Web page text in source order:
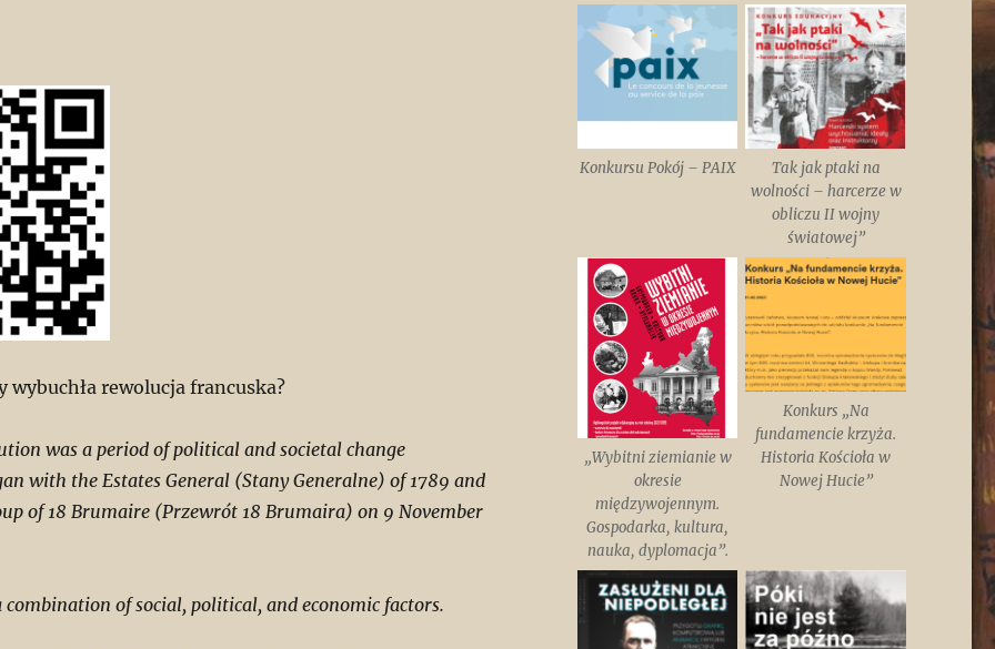
wybuchła rewolucja francuska?
was a period of political and societal change
with the Estates General (Stany Generalne) of 1789 and
of 18 Brumaire (Przewrót 18 Brumaira) on 9 November
combination of social, political, and economic factors.
Konkursu Pokój – PAIX
Tak jak ptaki na
wolności – harcerze w
obliczu II wojny
światowej”
„Wybitni ziemianie w
okresie
międzywojennym.
Gospodarka, kultura,
nauka, dyplomacja”.
Konkurs „Na
fundamencie krzyża.
Historia Kościoła w
Nowej Hucie”